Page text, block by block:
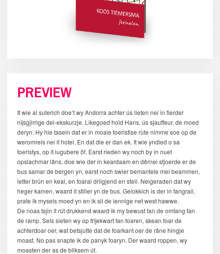
PREVIEW
It wie al suterich doe’t wy Andorra achter ús lieten nei in fierder
nijsgjirrige dei-ekskurzje. Likegoed hold Hans, ús sjauffeur, de moed
deryn. Hy hie tasein dat er in moaie toeristise rûte nimme soe op de
weromreis nei it hotel. En dat die er dan ek. It wie yndied o sa
toeristys, op it lugubere ôf. Earst rieden wy noch by in nuet
opslachmar lâns, doe wie der in keardaam en dêrnei stjoerde er de
bus samar de bergen yn, earst noch swier bemantele mei beammen,
letter brún en keal, en foaral driigjend en steil. Neigeraden dat wy
heger kamen, waard it stiller yn de bus. Gelokkich is der in fangrail,
prate ik mysels moed yn en ik sil de iennige net west hawwe.
De noas tsjin it rút drukkend waard ik my bewust fan de omfang fan
de ramp. Sels sieten wy op trijekwart fan foaren, skean foar de
achterdoar oer, wat betsjutte dat de foarkant oer de râne hingje
moast. No pas snapte ik de panyk foaryn. Der waard roppen, wy
moasten der as de bliksem út.